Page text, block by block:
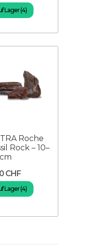
Lager (4)
Roche
Rock – 10–
CHF
Lager (4)